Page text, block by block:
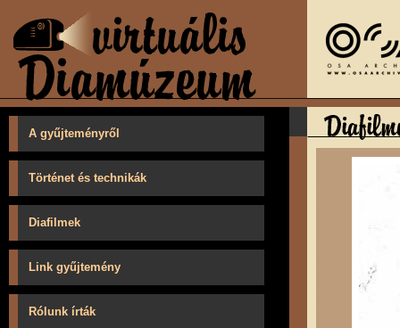
A gyűjteményről
Történet és technikák
Diafilmek
Link gyűjtemény
Rólunk írták